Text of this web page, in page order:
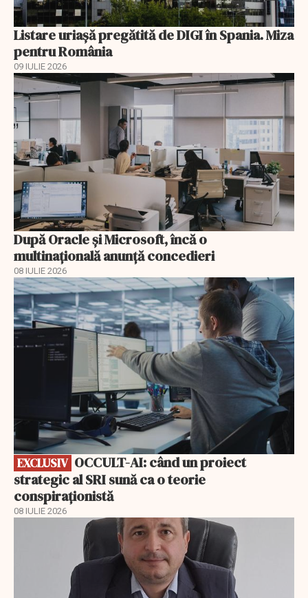
Listare uriașă pregătită de DIGI în Spania. Miza
pentru România
09 IULIE 2026
După Oracle şi Microsoft, încă o
multinaţională anunţă concedieri
08 IULIE 2026
EXCLUSIV
EXCLUSIV
strategic al SRI sună ca o teorie
conspiraționistă
08 IULIE 2026